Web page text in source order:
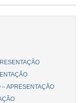
APRESENTAÇÃO